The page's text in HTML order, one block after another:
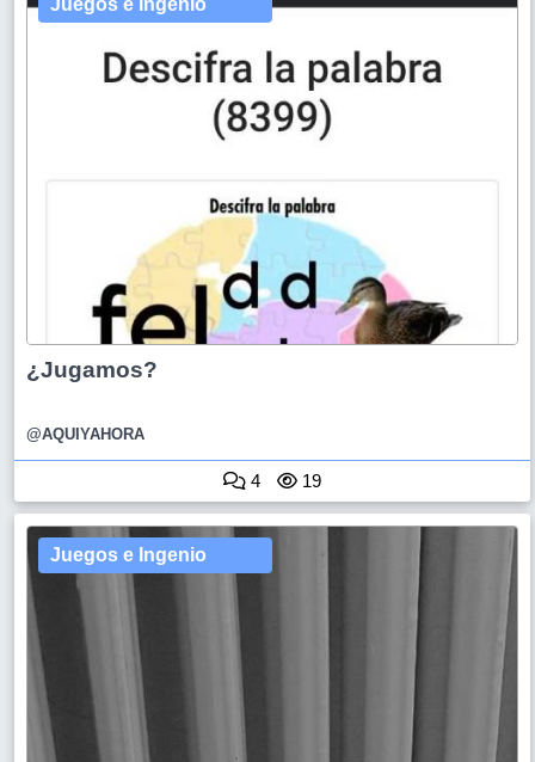
Juegos e Ingenio
¿Jugamos?
@AQUIYAHORA
4 19
Juegos e Ingenio